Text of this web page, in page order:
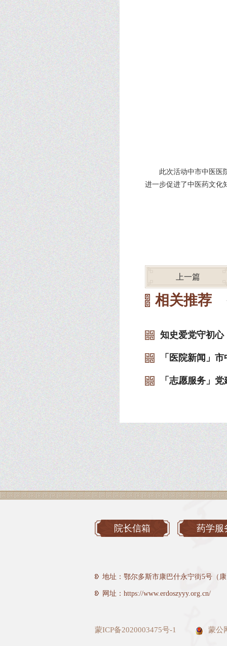
此次活动中市中医医
进一步促进了中医药文化
上一篇
相关推荐
知史爱党守初
「医院新闻」
「志愿服务」
院长信箱 药学服
地址：鄂尔多斯市康巴什永宁街5号（
网址：https://www.erdoszyyy.org.cn/
蒙ICP备2020003475号-1 蒙公